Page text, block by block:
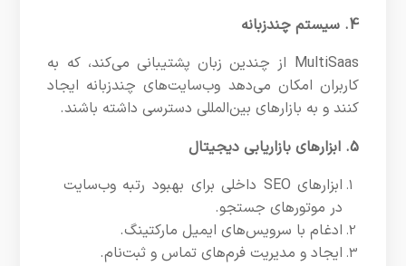
4. سیستم چندزبانه
MultiSaas از چندین زبان پشتیبانی می‌کند، که به
کاربران امکان می‌دهد وب‌سایت‌های چندزبانه ایجاد
کنند و به بازارهای بین‌المللی دسترسی داشته باشند.
5. ابزارهای بازاریابی دیجیتال
ابزارهای SEO داخلی برای بهبود رتبه وب‌سایت
در موتورهای جستجو.
ادغام با سرویس‌های ایمیل مارکتینگ.
ایجاد و مدیریت فرم‌های تماس و ثبت‌نام.